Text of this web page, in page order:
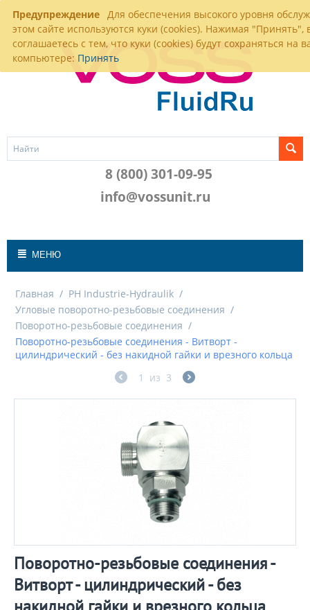
Предупреждение Для обеспечения высокого уровня
этом сайте используются куки (cookies). Нажимая "Принять",
соглашаетесь с тем, что куки (cookies) будут сохраняться на
компьютере: Принять
8 (800) 301-09-95
info@vossunit.ru
МЕНЮ
Главная / PH Industrie-Hydraulik /
Угловые поворотно-резьбовые соединения /
Поворотно-резьбовые соединения /
Поворотно-резьбовые соединения - Витворт -
цилиндрический - без накидной гайки и врезного кольца
1
из 3
Поворотно-резьбовые соединения -
Витворт - цилиндрический - без